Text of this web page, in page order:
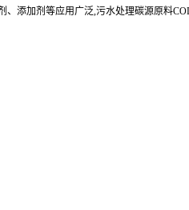
添加剂等应用广泛,污水处理碳源原料